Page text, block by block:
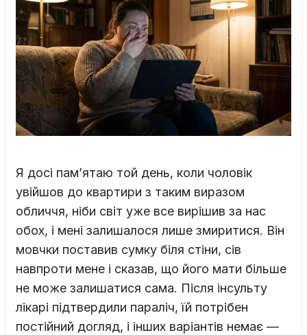
Я досі пам’ятаю той день, коли чоловік
увійшов до квартири з таким виразом
обличчя, ніби світ уже все вирішив за нас
обох, і мені залишалося лише змиритися. Він
мовчки поставив сумку біля стіни, сів
навпроти мене і сказав, що його мати більше
не може залишатися сама. Після інсульту
лікарі підтвердили параліч, їй потрібен
постійний догляд, і інших варіантів немає —